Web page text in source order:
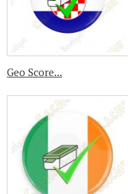
Geo Score...